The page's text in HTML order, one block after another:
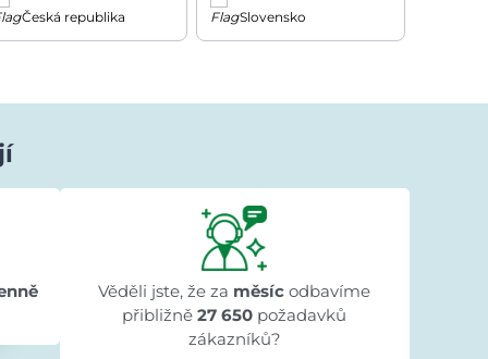
Česká republika Slovensko
Ivana Ježková
před 1 dnem
★★★★★
★★★★★
★★★★★
"Přehlednost stránek a rychlé dodání."
Věděli jste, že za měsíc odbavíme
přibližně27 650 požadavků
zákazníků?